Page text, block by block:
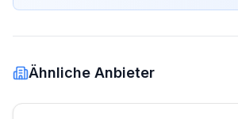
Ähnliche Anbieter